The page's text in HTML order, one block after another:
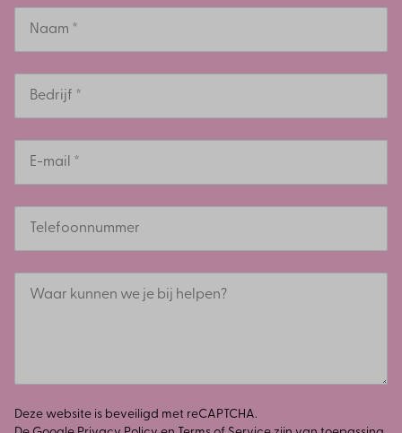
Deze website is beveiligd met reCAPTCHA.